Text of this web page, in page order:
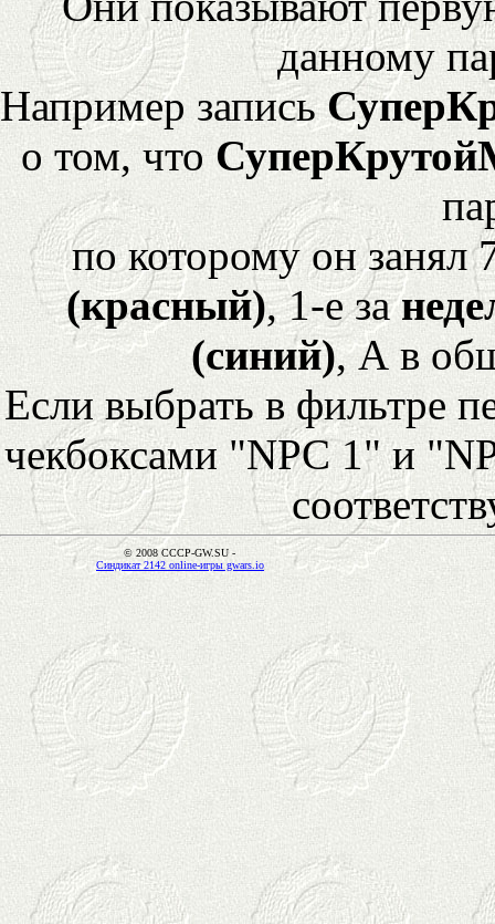
данному
Например запись
о том, что
по которому он
(красный), 1-е за
(синий), А в
Если выбрать в фильтре
чекбоксами "NPC 1" и
© 2008 CCCP-GW.SU -
Синдикат 2142 online-игры gwars.io